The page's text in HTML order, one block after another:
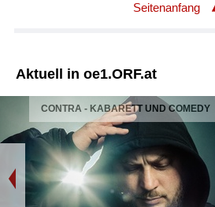
Seitenanfang
Aktuell in oe1.ORF.at
CONTRA - KABARETT UND COMEDY